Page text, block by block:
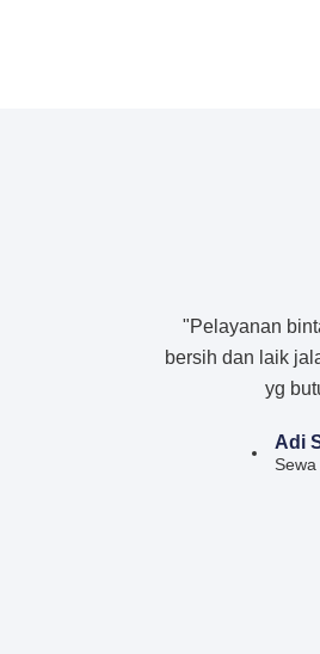
"Pelayanan
bersih dan laik
yg
Adi